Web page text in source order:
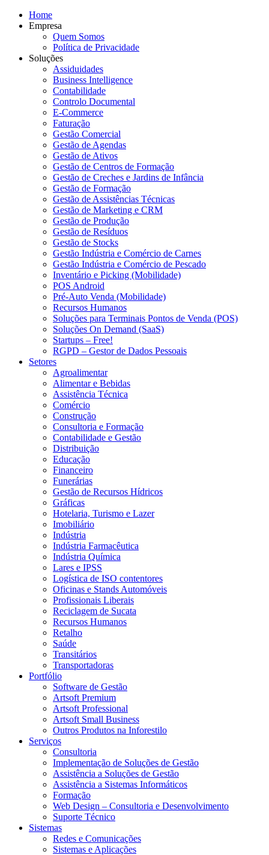
Home
Empresa
Quem Somos
Política de Privacidade
Soluções
Assiduidades
Business Intelligence
Contabilidade
Controlo Documental
E-Commerce
Faturação
Gestão Comercial
Gestão de Agendas
Gestão de Ativos
Gestão de Centros de Formação
Gestão de Creches e Jardins de Infância
Gestão de Formação
Gestão de Assistências Técnicas
Gestão de Marketing e CRM
Gestão de Produção
Gestão de Resíduos
Gestão de Stocks
Gestão Indústria e Comércio de Carnes
Gestão Indústria e Comércio de Pescado
Inventário e Picking (Mobilidade)
POS Android
Pré-Auto Venda (Mobilidade)
Recursos Humanos
Soluções para Terminais Pontos de Venda (POS)
Soluções On Demand (SaaS)
Startups – Free!
RGPD – Gestor de Dados Pessoais
Setores
Agroalimentar
Alimentar e Bebidas
Assistência Técnica
Comércio
Construção
Consultoria e Formação
Contabilidade e Gestão
Distribuição
Educação
Financeiro
Funerárias
Gestão de Recursos Hídricos
Gráficas
Hotelaria, Turismo e Lazer
Imobiliário
Indústria
Indústria Farmacêutica
Indústria Química
Lares e IPSS
Logística de ISO contentores
Oficinas e Stands Automóveis
Profissionais Liberais
Reciclagem de Sucata
Recursos Humanos
Retalho
Saúde
Transitários
Transportadoras
Portfólio
Software de Gestão
Artsoft Premium
Artsoft Professional
Artsoft Small Business
Outros Produtos na Inforestilo
Serviços
Consultoria
Implementação de Soluções de Gestão
Assistência a Soluções de Gestão
Assistência a Sistemas Informáticos
Formação
Web Design – Consultoria e Desenvolvimento
Suporte Técnico
Sistemas
Redes e Comunicações
Sistemas e Aplicações